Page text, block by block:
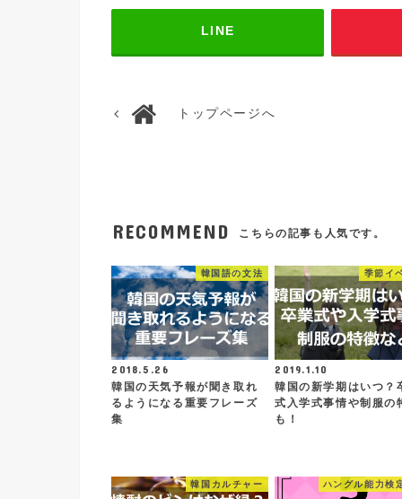
LINE
トップページへ
RECOMMEND こちらの記事も人気です。
韓国語の文法
2018.5.26
韓国の天気予報が聞き取れ
るようになる重要フレーズ
集
季節イ
2019.1.10
韓国の新学期はいつ？
式入学式事情や制服の
も！
韓国カルチャー ハングル能力検